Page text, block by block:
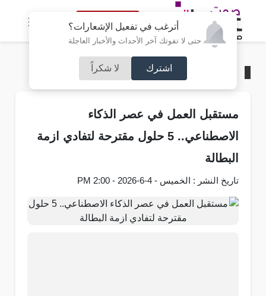
أترغب في تفعيل الإشعارات؟
حتى لا تفوتك آخر الأحداث والأخبار العاجلة
اشترك لا شكراً
النسخة الكاملة
منوعات
مستقبل العمل في عصر الذكاء
الاصطناعي.. 5 حلول مقترحة لتفادي ازمة
البطالة
تاريخ النشر : الخميس - 4-6-2026 - 2:00 PM